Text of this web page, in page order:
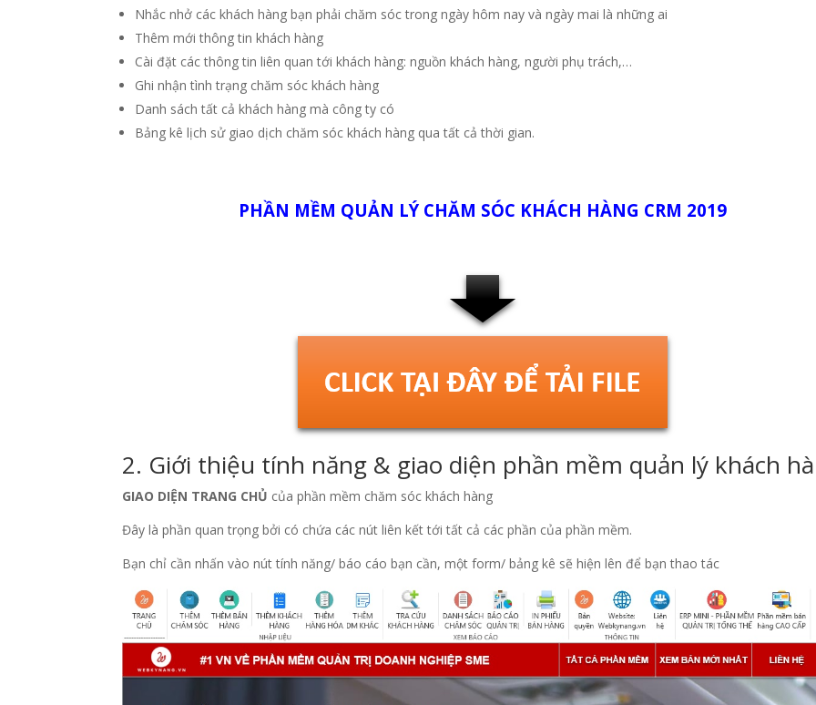
Nhắc nhở các khách hàng bạn phải chăm sóc trong ngày hôm nay và ngày mai là những ai
Thêm mới thông tin khách hàng
Cài đặt các thông tin liên quan tới khách hàng: nguồn khách hàng, người phụ trách,…
Ghi nhận tình trạng chăm sóc khách hàng
Danh sách tất cả khách hàng mà công ty có
Bảng kê lịch sử giao dịch chăm sóc khách hàng qua tất cả thời gian.
PHẦN MỀM QUẢN LÝ CHĂM SÓC KHÁCH HÀNG CRM 2019
2. Giới thiệu tính năng & giao diện phần mềm quản lý khách
GIAO DIỆN TRANG CHỦ của phần mềm chăm sóc khách hàng
Đây là phần quan trọng bởi có chứa các nút liên kết tới tất cả các phần của phần mềm.
Bạn chỉ cần nhấn vào nút tính năng/ báo cáo bạn cần, một form/ bảng kê sẽ hiện lên để bạn thao tác